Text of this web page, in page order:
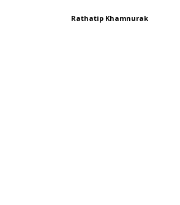
Rathatip Khamnurak